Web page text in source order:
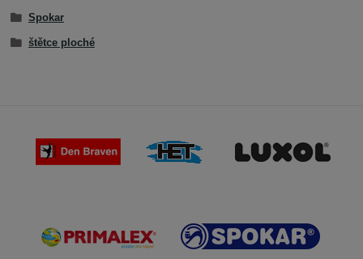
Spokar
štětce ploché